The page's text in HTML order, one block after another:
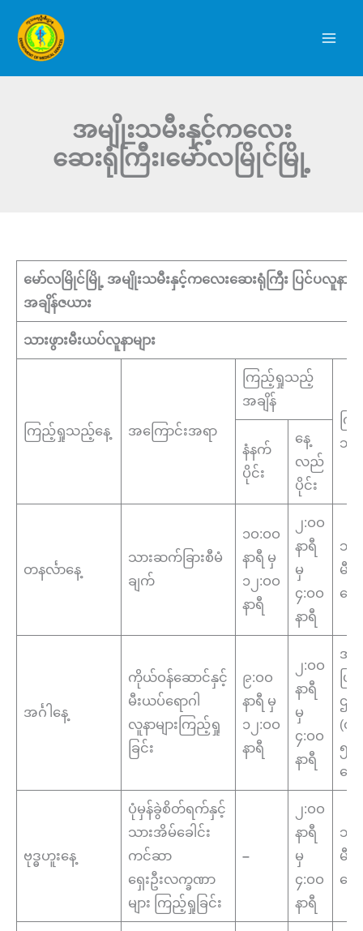
content
အမျိုးသမီးနှင့်ကလေး
ဆေးရုံကြီး၊မော်လမြိုင်မြို့
မော်လမြိုင်မြို့ အမျိုးသမီးနှင့်ကလေးဆေးရုံကြီး ပြင်ပလူနာ
အချိန်ဇယား
သားဖွားမီးယပ်လူနာများ
ကြည့်ရှုသည့်နေ့ အကြောင်းအရာ
ကြည့်ရှုသည့်
အချိန်
က
သည့်
နံနက်
ပိုင်း
နေ့
လည်
ပိုင်း
တနင်္လာနေ့
သားဆက်ခြားစီမံ
ချက်
၁ဝ:ဝဝ
နာရီ မှ
၁၂:ဝဝ
နာရီ
၂:ဝဝ
နာရီ
မှ
၄:ဝဝ
နာရီ
သာ
မီး
ဆေ
အင်္ဂါနေ့
ကိုယ်ဝန်ဆောင်နှင့်
မီးယပ်ရောဂါ
လူနာများကြည့်ရှု
ခြင်း
၉:ဝဝ
နာရီ မှ
၁၂:ဝဝ
နာရီ
၂:ဝဝ
နာရီ
မှ
၄:ဝဝ
နာရီ
အ
ပြ
ဌာန
(တို
၅
ဆေ
ဗုဒ္ဓဟူးနေ့
ပုံမှန်ခွဲစိတ်ရက်နှင့်
သားအိမ်ခေါင်း
ကင်ဆာ
ရှေးဦးလက္ခဏာ
များ ကြည့်ရှုခြင်း
–
၂:ဝဝ
နာရီ
မှ
၄:ဝဝ
နာရီ
သာ
မီး
ဆေ